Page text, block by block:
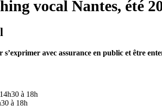
vocal Nantes, été
avec assurance en public et être
à 18h
à 18h